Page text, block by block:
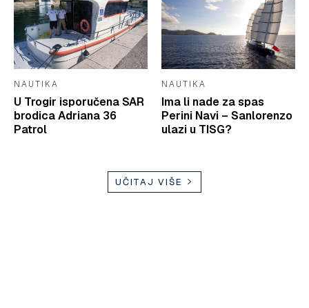
NAUTIKA
U Trogir isporučena SAR
brodica Adriana 36
Patrol
NAUTIKA
Ima li nade za spas
Perini Navi – Sanlorenzo
ulazi u TISG?
UČITAJ VIŠE